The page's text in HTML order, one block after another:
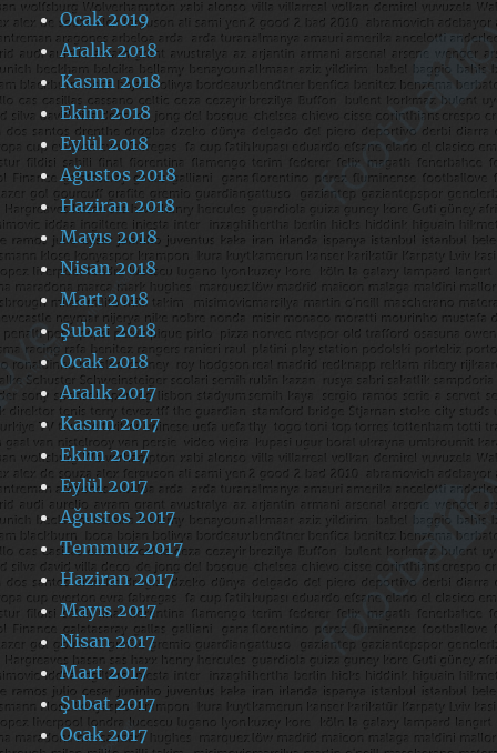
Ocak 2019
Aralık 2018
Kasım 2018
Ekim 2018
Eylül 2018
Ağustos 2018
Haziran 2018
Mayıs 2018
Nisan 2018
Mart 2018
Şubat 2018
Ocak 2018
Aralık 2017
Kasım 2017
Ekim 2017
Eylül 2017
Ağustos 2017
Temmuz 2017
Haziran 2017
Mayıs 2017
Nisan 2017
Mart 2017
Şubat 2017
Ocak 2017